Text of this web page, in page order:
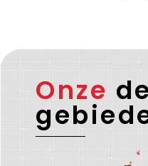
Onze